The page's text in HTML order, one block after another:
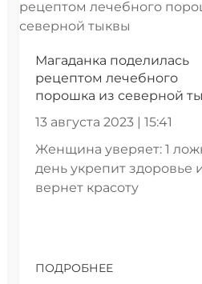
Магаданка поделилась
рецептом лечебного
порошка из северной
13 августа 2023 | 15:41
Женщина уверяет: 1
день укрепит здоровье
вернет красоту
ПОДРОБНЕЕ